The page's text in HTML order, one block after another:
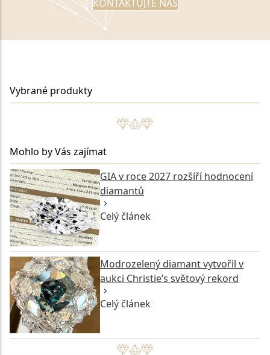
KONTAKTUJTE NÁS
Vybrané produkty
Mohlo by Vás zajímat
GIA v roce 2027 rozšíří hodnocení
diamantů
Celý článek
Modrozelený diamant vytvořil v
aukci Christie’s světový rekord
Celý článek